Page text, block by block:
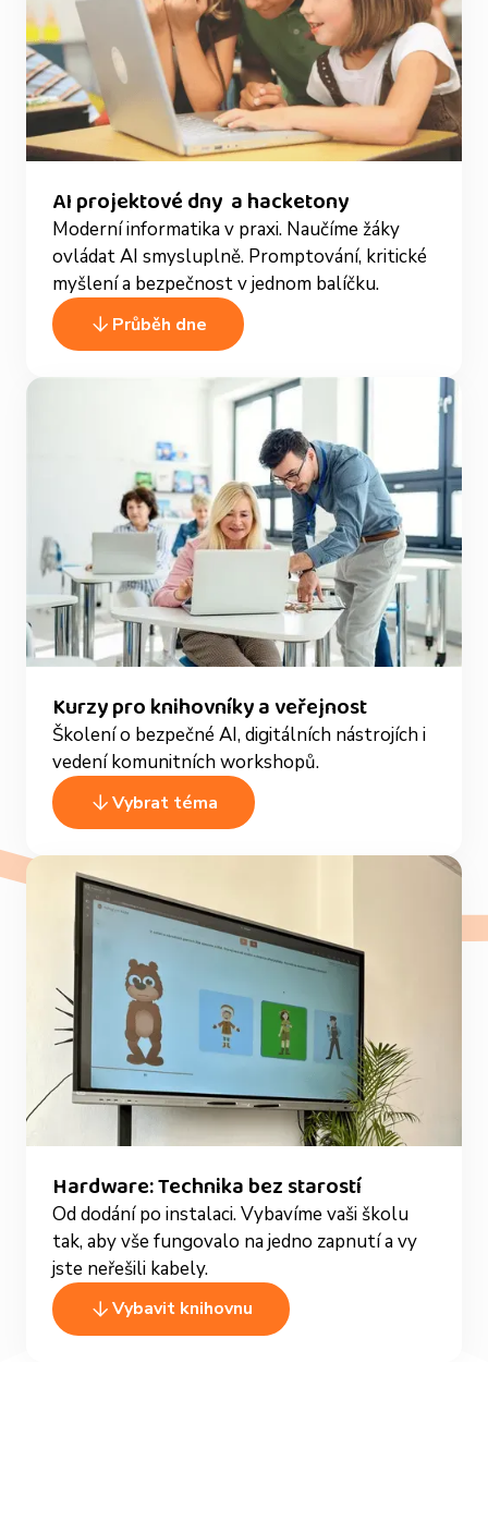
AI projektové dny a hacketony
Moderní informatika v praxi. Naučíme žáky
ovládat AI smysluplně. Promptování, kritické
myšlení a bezpečnost v jednom balíčku.
Průběh dne
Kurzy pro knihovníky a veřejnost
Školení o bezpečné AI, digitálních nástrojích i
vedení komunitních workshopů.
Vybrat téma
Hardware: Technika bez starostí
Od dodání po instalaci. Vybavíme vaši školu
tak, aby vše fungovalo na jedno zapnutí a vy
jste neřešili kabely.
Vybavit knihovnu